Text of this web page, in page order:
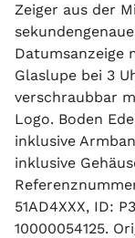
Zeiger aus der
Datumsanzeige
Glaslupe bei 3
verschraubbar
Logo. Boden
inklusive
inklusive
51AD4XXX, ID:
10000054125.